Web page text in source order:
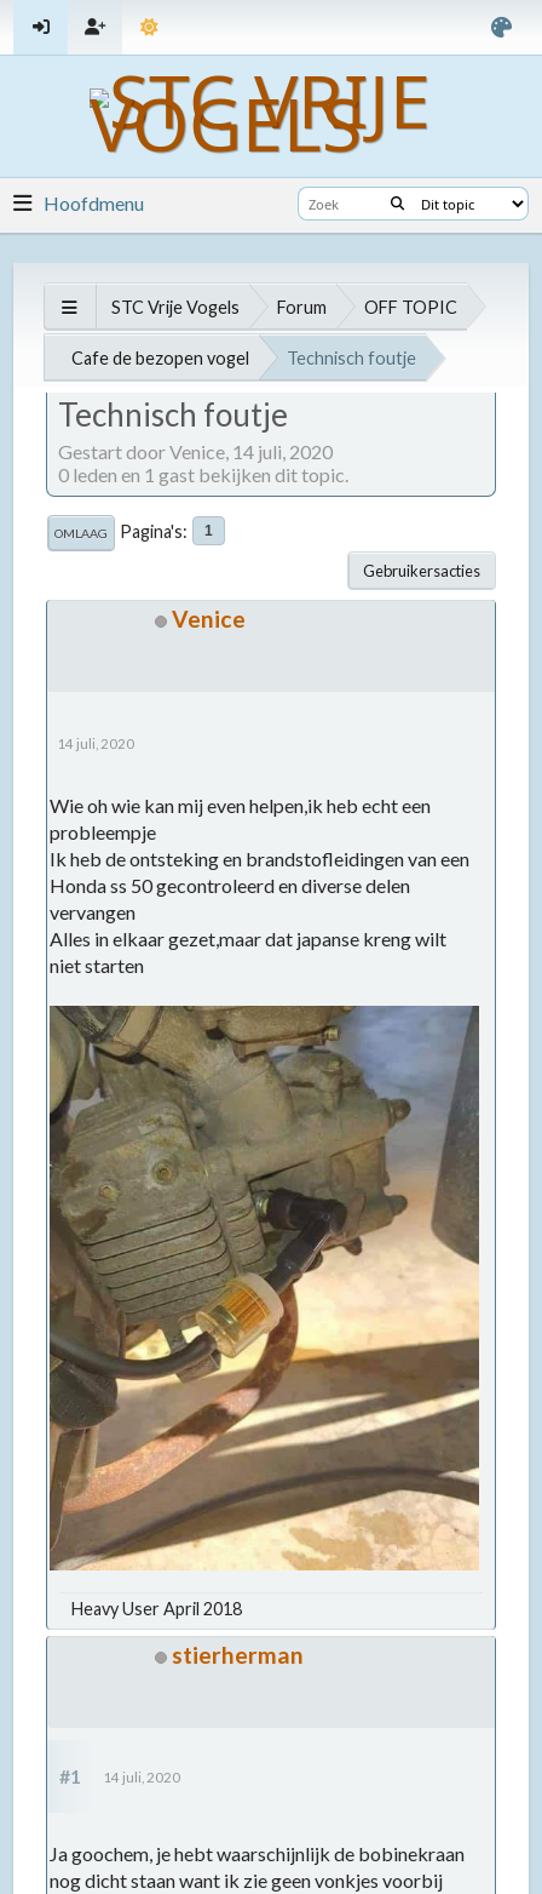
Hoofdmenu
STC Vrije Vogels Forum OFF TOPIC
Cafe de bezopen vogel Technisch foutje
Technisch foutje
Gestart door Venice, 14 juli, 2020
0 leden en 1 gast bekijken dit topic.
OMLAAG Pagina's 1
Gebruikersacties
Venice
14 juli, 2020
Wie oh wie kan mij even helpen,ik heb echt een
probleempje
Ik heb de ontsteking en brandstofleidingen van een
Honda ss 50 gecontroleerd en diverse delen
vervangen
Alles in elkaar gezet,maar dat japanse kreng wilt
niet starten
Heavy User April 2018
stierherman
#1 14 juli, 2020
Ja goochem, je hebt waarschijnlijk de bobinekraan
nog dicht staan want ik zie geen vonkjes voorbij